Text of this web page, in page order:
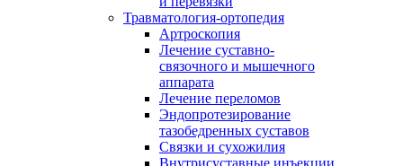
Травматология-ортопедия
Артроскопия
Лечение суставно-
связочного и мышечного
аппарата
Лечение переломов
Эндопротезирование
тазобедренных суставов
Связки и сухожилия
Внутрисуставные инъекции